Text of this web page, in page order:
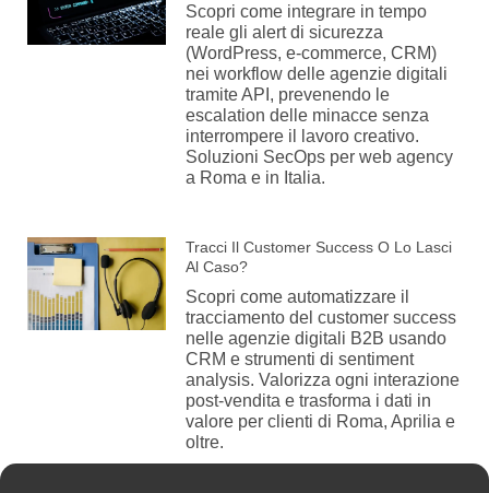
Scopri come integrare in tempo
reale gli alert di sicurezza
(WordPress, e-commerce, CRM)
nei workflow delle agenzie digitali
tramite API, prevenendo le
escalation delle minacce senza
interrompere il lavoro creativo.
Soluzioni SecOps per web agency
a Roma e in Italia.
Tracci Il Customer Success O Lo Lasci
Al Caso?
Scopri come automatizzare il
tracciamento del customer success
nelle agenzie digitali B2B usando
CRM e strumenti di sentiment
analysis. Valorizza ogni interazione
post-vendita e trasforma i dati in
valore per clienti di Roma, Aprilia e
oltre.